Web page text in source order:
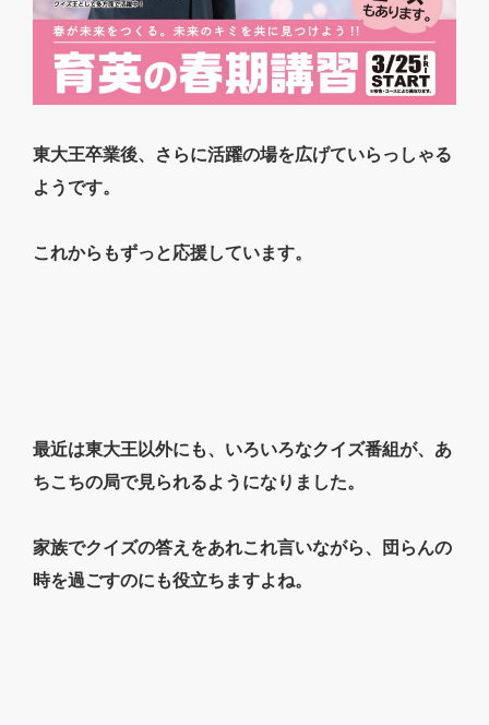
東大王卒業後、さらに活躍の場を広げていらっしゃる
ようです。
これからもずっと応援しています。
最近は東大王以外にも、いろいろなクイズ番組が、あ
ちこちの局で見られるようになりました。
家族でクイズの答えをあれこれ言いながら、団らんの
時を過ごすのにも役立ちますよね。